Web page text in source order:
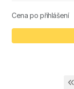
Cena po přihlášení